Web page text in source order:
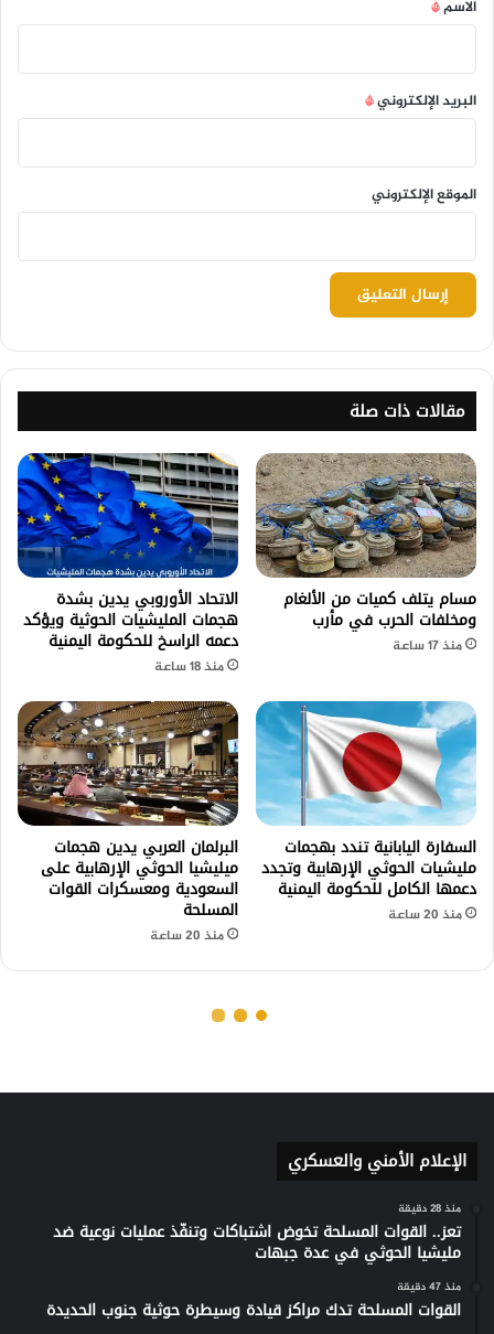
الإعلام الأمني والعسكري
منذ 28 دقيقة
تعز.. القوات المسلحة تخوض اشتباكات وتنفّذ عمليات نوعية ضد
مليشيا الحوثي في عدة جبهات
منذ 47 دقيقة
القوات المسلحة تدك مراكز قيادة وسيطرة حوثية جنوب الحديدة